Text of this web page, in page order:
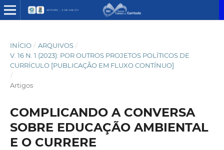
INÍCIO / ARQUIVOS /
V. 16 N. 1 (2023): POR OUTROS PROJETOS POLÍTICOS DE
CURRÍCULO [PUBLICAÇÃO EM FLUXO CONTÍNUO]
/
Artigos
COMPLICANDO A CONVERSA
SOBRE EDUCAÇÃO AMBIENTAL
E O CURRERE